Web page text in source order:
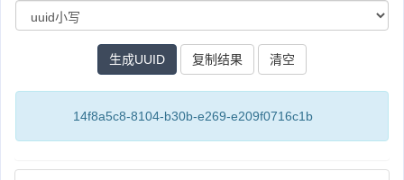
复制结果
14f8a5c8-8104-b30b-e269-e209f0716c1b